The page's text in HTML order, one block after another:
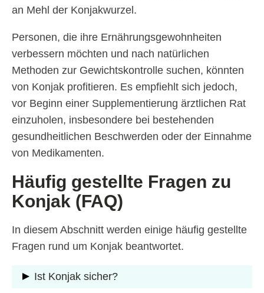
an Mehl der Konjakwurzel.
Personen, die ihre Ernährungsgewohnheiten
verbessern möchten und nach natürlichen
Methoden zur Gewichtskontrolle suchen, könnten
von Konjak profitieren. Es empfiehlt sich jedoch,
vor Beginn einer Supplementierung ärztlichen Rat
einzuholen, insbesondere bei bestehenden
gesundheitlichen Beschwerden oder der Einnahme
von Medikamenten.
Häufig gestellte Fragen zu
Konjak (FAQ)
In diesem Abschnitt werden einige häufig gestellte
Fragen rund um Konjak beantwortet.
Ist Konjak sicher?